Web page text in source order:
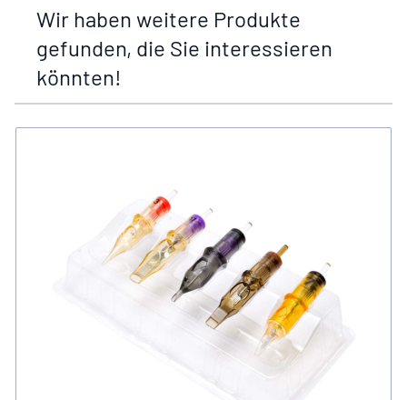
Wir haben weitere Produkte
gefunden, die Sie interessieren
könnten!